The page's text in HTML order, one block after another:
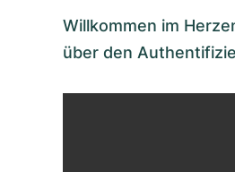
Willkommen im
über den